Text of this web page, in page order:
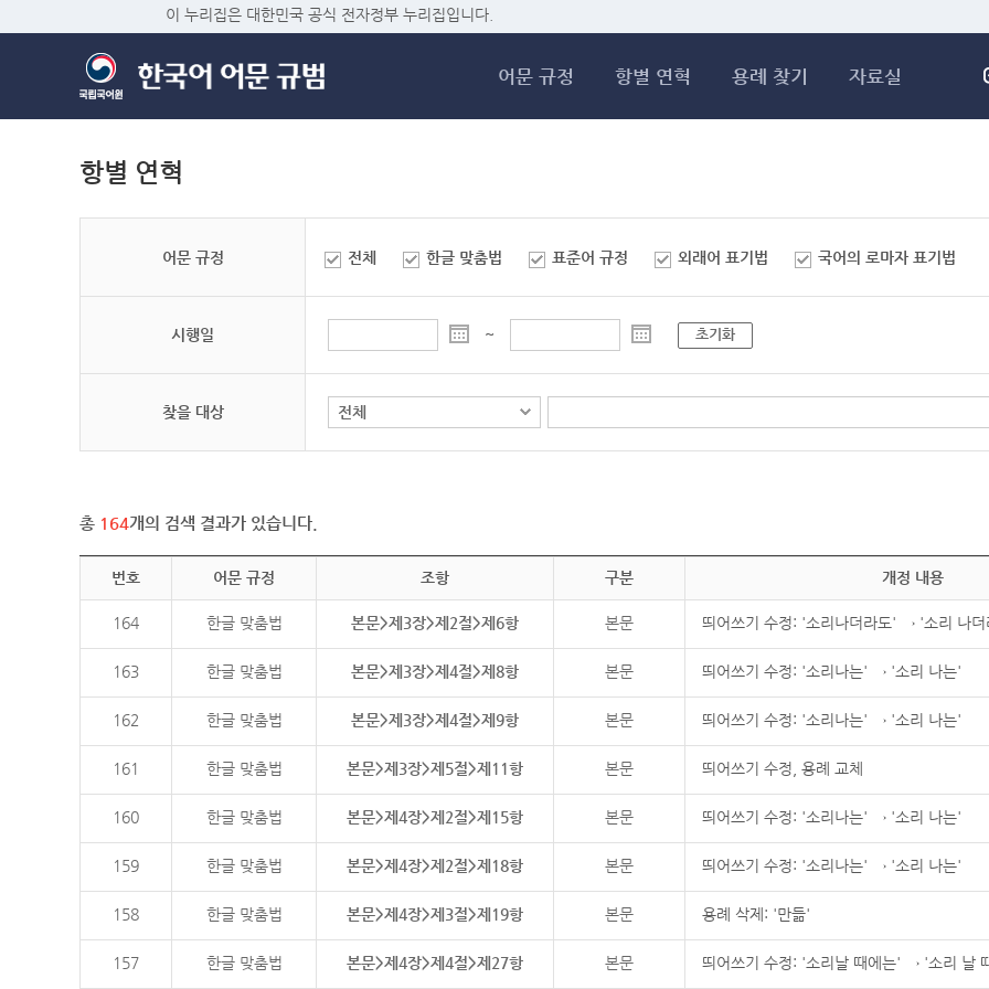
이 누리집은 대한민국 공식 전자정부 누리집입니다.
어문 규정 항별 연혁 용례 찾기 자료실
항별 연혁
어문 규정 전체 한글 맞춤법 표준어 규정 외래어 표기법 국어의 로마자 표기법
시행일 ~ 초기화
찾을 대상
총 164개의 검색 결과가 있습니다.
번호 어문 규정 조항 구분 개정 내용
164 한글 맞춤법 본문>제3장>제2절>제6항 본문 띄어쓰기 수정: '소리나더라도' → '소리 나더
163 한글 맞춤법 본문>제3장>제4절>제8항 본문 띄어쓰기 수정: '소리나는' → '소리 나는'
162 한글 맞춤법 본문>제3장>제4절>제9항 본문 띄어쓰기 수정: '소리나는' → '소리 나는'
161 한글 맞춤법 본문>제3장>제5절>제11항 본문 띄어쓰기 수정, 용례 교체
160 한글 맞춤법 본문>제4장>제2절>제15항 본문 띄어쓰기 수정: '소리나는' → '소리 나는'
159 한글 맞춤법 본문>제4장>제2절>제18항 본문 띄어쓰기 수정: '소리나는' → '소리 나는'
158 한글 맞춤법 본문>제4장>제3절>제19항 본문 용례 삭제: '만듦'
157 한글 맞춤법 본문>제4장>제4절>제27항 본문 띄어쓰기 수정: '소리날 때에는' → '소리 날